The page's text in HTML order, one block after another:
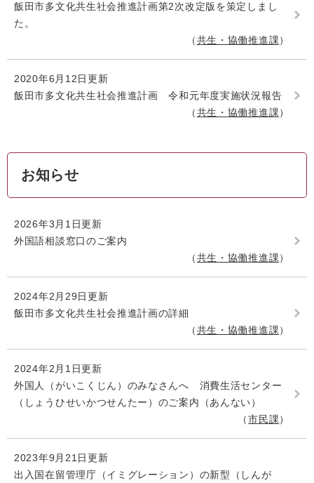
飯田市多文化共生社会推進計画第2次改定版を策定しまし
た。
共生・協働推進課
2020年6月12日更新
飯田市多文化共生社会推進計画 令和元年度実施状況報告
共生・協働推進課
お知らせ
2026年3月1日更新
外国語相談窓口のご案内
共生・協働推進課
2024年2月29日更新
飯田市多文化共生社会推進計画の詳細
共生・協働推進課
2024年2月1日更新
外国人（がいこくじん）のみなさんへ 消費生活センター
（しょうひせいかつせんたー）のご案内（あんない）
市民課
2023年9月21日更新
出入国在留管理庁（イミグレーション）の新型（しんが